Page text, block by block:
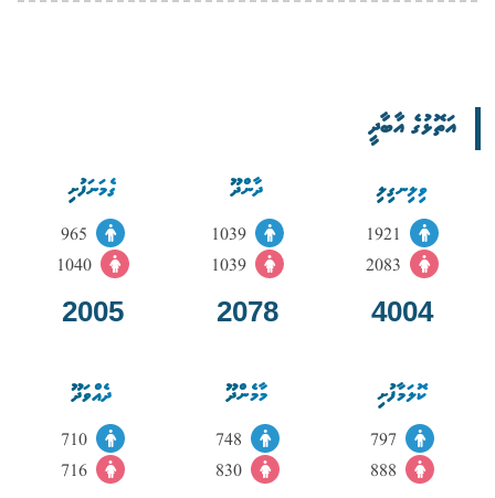
އަތޮޅުގެ އާބާދީ
ވިލިނގިލި
1921
2083
4004
ދާންދޫ
1039
1039
2078
ގެމަނަފުށި
1040
2005
ކޮލަމާފުށި
797
888
މާމެންދޫ
748
830
ދެއްވަދޫ
710
716